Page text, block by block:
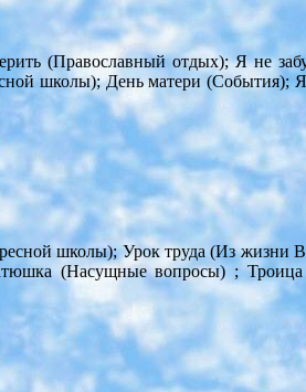
(Православный отдых); Я не
школы); День матери (События);
школы); Урок труда (Из жизни
(Насущные вопросы) ;